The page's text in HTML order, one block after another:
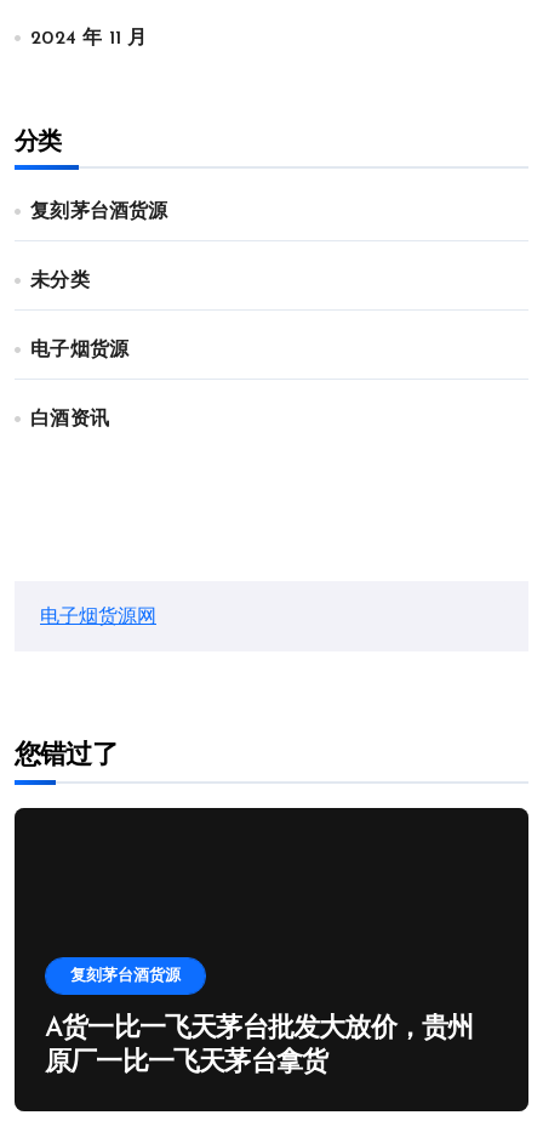
2024 年 11 月
分类
复刻茅台酒货源
未分类
电子烟货源
白酒资讯
电子烟货源网
您错过了
复刻茅台酒货源
A货一比一飞天茅台批发大放价，贵州
原厂一比一飞天茅台拿货